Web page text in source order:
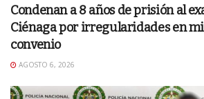
Condenan a 8 años de prisión al
Ciénaga por irregularidades en
convenio
AGOSTO 6, 2026